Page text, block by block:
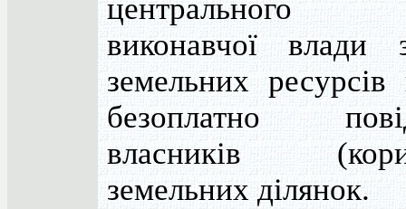
центрального
виконавчої влади
земельних
безоплатно
власників
земельних ділянок.